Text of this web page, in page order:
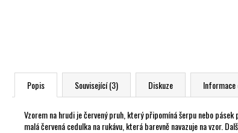
Popis Související (3) Diskuze Informace
Vzorem na hrudi je červený pruh, který připomíná šerpu nebo
malá červená cedulka na rukávu, která barevně navazuje na vzor.